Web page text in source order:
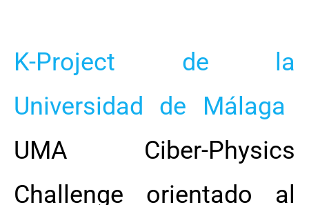
K-Project de
la
Universidad de Málaga
UMA Ciber-Physics
Challenge orientado al